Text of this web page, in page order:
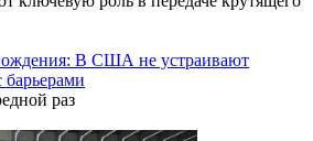
В США не устраивают
барьерами
раз